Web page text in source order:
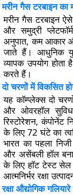
मरीन गैस टरबाइन का
मरीन गैस टरबाइन
और समुद्री
अनुपात, कम आकार
जाते हैं। आधुनिक
व्यापक उपयोग
करते हैं।
दो चरणों में विकसित
यह कॉम्प्लेक्स दो
और ओवरहॉल
रिस्टोरेशन, कंपोनेंट
के लिए 72 घंटे का
भारत का पहला
और असेंबली हॉल
के लिए हॉट टेस्ट सेल
आत्मनिर्भर रक्षा
रक्षा औद्योगिक